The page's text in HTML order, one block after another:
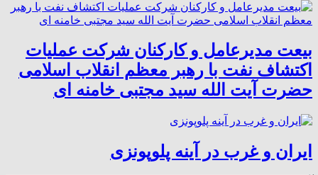
بیعت مدیرعامل و کارکنان شرکت عملیات
اکتشاف نفت با رهبر معظم انقلاب اسلامی
حضرت آیت الله سید مجتبی خامنه ای
ایران و غرب در آینه پلوپونزی